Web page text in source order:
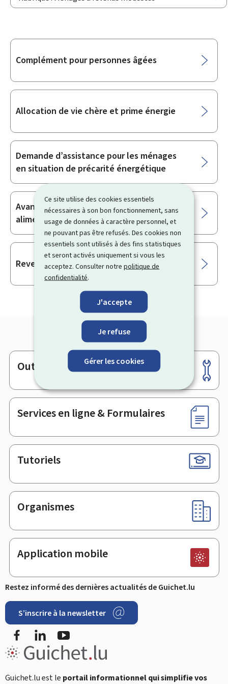
Ce site utilise des cookies essentiels
nécessaires à son bon fonctionnement, sans
usage de données à caractère personnel, et
ne pouvant pas être refusés. Des cookies non
essentiels sont utilisés à des fins statistiques
et seront activés uniquement si vous les
acceptez. Consulter notrepolitique de
confidentialité.
J'accepte
Je refuse
Gérer les cookies
Sous-
Complément pour personnes âgées
Allocation de vie chère et prime énergie
Demande d’assistance pour les ménages
en situation de précarité énergétique
Avance et recouvrement de pensions
alimentaires
Revenu d’inclusion sociale (REVIS)
Pied
de
page
Outils
Services en ligne & Formulaires
Tutoriels
Organismes
Application mobile
Restez informé des dernières actualités de Guichet.lu
S’inscrire à la newsletter
FacebookLinkedIn
Guichet.lu est le portail informationnel qui simplifie vos